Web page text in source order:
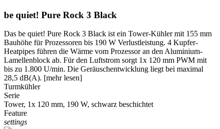
be quiet! Pure Rock 3 Black
Das be quiet! Pure Rock 3 Black ist ein Tower-Kühler mit 155 mm
Bauhöhe für Prozessoren bis 190 W Verlustleistung. 4 Kupfer-
Heatpipes führen die Wärme vom Prozessor an den Aluminium-
Lamellenblock ab. Für den Luftstrom sorgt 1x 120 mm PWM mit
bis zu 1.800 U/min. Die Geräuschentwicklung liegt bei maximal
28,5 dB(A). [mehr lesen]
Turmkühler
Serie
Tower, 1x 120 mm, 190 W, schwarz beschichtet
Feature
settings